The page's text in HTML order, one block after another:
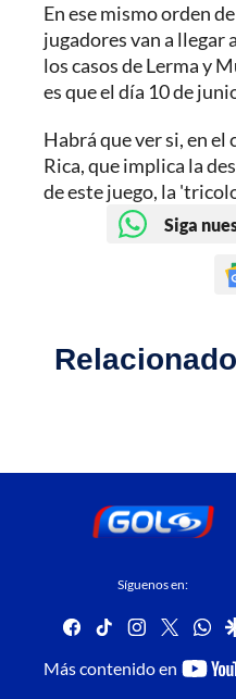
En ese mismo orden
jugadores van a llegar
los casos de Lerma y
es que el día 10 de
Habrá que ver si, en
Rica, que implica la
de este juego, la
Siga
Síguenos en:
facebook
tiktokinstagram
twitter
Más contenido en